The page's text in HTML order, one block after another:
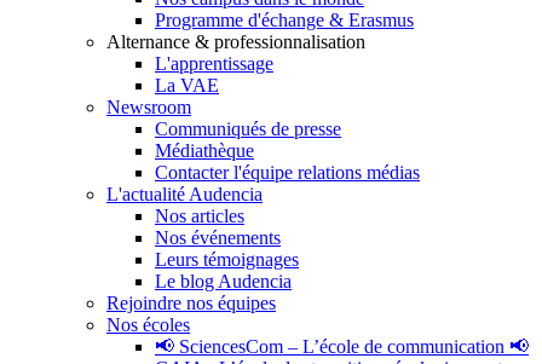
Programme d'échange & Erasmus
Alternance & professionnalisation
L'apprentissage
La VAE
Newsroom
Communiqués de presse
Médiathèque
Contacter l'équipe relations médias
L'actualité Audencia
Nos articles
Nos événements
Leurs témoignages
Le blog Audencia
Rejoindre nos équipes
Nos écoles
📢 SciencesCom – L’école de communication 📢